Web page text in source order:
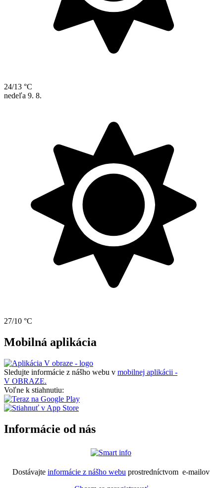
24/13 °C
nedeľa 9. 8.
27/10 °C
Mobilná aplikácia
Sledujte informácie z nášho webu v mobilnej aplikácii -
V OBRAZE.
Voľne k stiahnutiu:
Informácie od nás
Dostávajte informácie z nášho webu prostredníctvom e-mailov